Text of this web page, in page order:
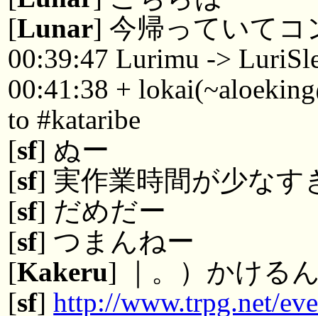
[Lunar] 今帰っていて
00:39:47 Lurimu ->
00:41:38 +
to #kataribe
[sf] ぬー
[sf] 実作業時間が少なす
[sf] だめだー
[sf] つまんねー
[Kakeru] ｜。）かける
[sf]http://www.trpg.net/